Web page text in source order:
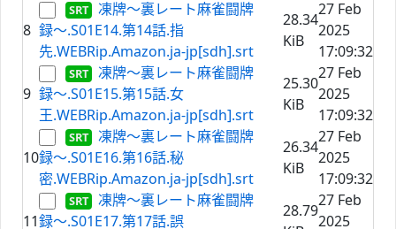
8
凍牌〜裏レート麻雀闘牌
録〜.S01E14.第14話.指
先.WEBRip.Amazon.ja-jp[sdh].srt
28.34
KiB
27 Feb
2025
17:09:32
9
凍牌〜裏レート麻雀闘牌
録〜.S01E15.第15話.女
王.WEBRip.Amazon.ja-jp[sdh].srt
25.30
KiB
27 Feb
2025
17:09:32
10
凍牌〜裏レート麻雀闘牌
録〜.S01E16.第16話.秘
密.WEBRip.Amazon.ja-jp[sdh].srt
26.34
KiB
27 Feb
2025
17:09:32
11
凍牌〜裏レート麻雀闘牌
録〜.S01E17.第17話.誤
28.79
27 Feb
2025